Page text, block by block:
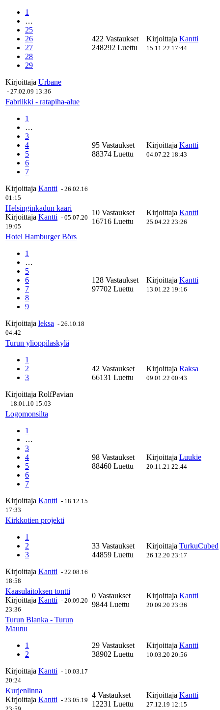
1
…
25
26
27
28
29
Kirjoittaja Urbane
- 27.02.09 13:36
422 Vastaukset
248292 Luettu
Kirjoittaja Kantti
15.11.22 17:44
Fabriikki - ratapiha-alue
1
…
3
4
5
6
7
Kirjoittaja Kantti - 26.02.16
01:15
95 Vastaukset
88374 Luettu
Kirjoittaja Kantti
04.07.22 18:43
Helsinginkadun kaari
Kirjoittaja Kantti - 05.07.20
19:05
10 Vastaukset
16716 Luettu
Kirjoittaja Kantti
25.04.22 23:26
Hotel Hamburger Börs
1
…
5
6
7
8
9
Kirjoittaja leksa - 26.10.18
04:42
128 Vastaukset
97702 Luettu
Kirjoittaja Kantti
13.01.22 19:16
Turun ylioppilaskylä
1
2
3
Kirjoittaja RolfPavian
- 18.01.10 15:03
42 Vastaukset
66131 Luettu
Kirjoittaja Raksa
09.01.22 00:43
Logomonsilta
1
…
3
4
5
6
7
Kirjoittaja Kantti - 18.12.15
17:33
98 Vastaukset
88460 Luettu
Kirjoittaja Luukie
20.11.21 22:44
Kirkkotien projekti
1
2
3
Kirjoittaja Kantti - 22.08.16
18:58
33 Vastaukset
44859 Luettu
Kirjoittaja TurkuCubed
26.12.20 23:17
Kaasulaitoksen tontti
Kirjoittaja Kantti - 20.09.20
23:36
0 Vastaukset
9844 Luettu
Kirjoittaja Kantti
20.09.20 23:36
Turun Blanka - Turun
Maunu
1
2
Kirjoittaja Kantti - 10.03.17
20:24
29 Vastaukset
38902 Luettu
Kirjoittaja Kantti
10.03.20 20:56
Kurjenlinna
Kirjoittaja Kantti - 23.05.19
4 Vastaukset
12231 Luettu
Kirjoittaja Kantti
27.12.19 12:15